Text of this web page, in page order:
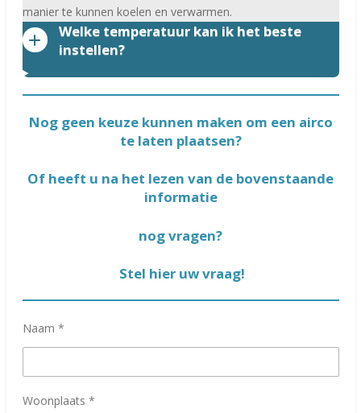
manier te kunnen koelen en verwarmen.
Welke temperatuur kan ik het beste
instellen?
Nog geen keuze kunnen maken om een airco
te laten plaatsen?
Of heeft u na het lezen van de bovenstaande
informatie
nog vragen?
Stel hier uw vraag!
Naam *
Woonplaats *